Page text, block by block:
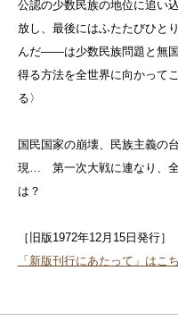
公認の少数民族の地位に追い
放し、最後にはふたたびひと
んだ——は少数民族問題と無
得る方法を全世界に向かって
る〉
国民国家の崩壊、民族主義の
現… 第一次大戦に連なり、全
は？
［旧版1972年12月15日発行］
「新版刊行にあたって」はこ